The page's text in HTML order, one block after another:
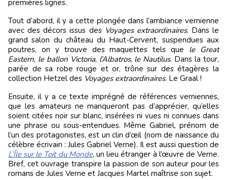
premières lignes.
Tout d’abord, il y a cette plongée dans l’ambiance vernienne
avec des décors issus des Voyages extraordinaires. Dans le
grand salon du château du Haut-Cervent, suspendues aux
poutres, on y trouve des maquettes tels que le Great
Eastern, le ballon Victoria, l’Albatros, le Nautilus. Dans la tour,
parée de sa robe rouge et or, trône sur des étagères la
collection Hetzel des Voyages extraordinaires. Le Graal !
Ensuite, il y a ce texte imprégné de références verniennes,
que les amateurs ne manqueront pas d’apprécier, qu’elles
soient citées noir sur blanc, insérées ni vues ni connues dans
une phrase ou sous-entendues. Même Gabriel, prénom de
l’un des protagonistes, est un clin d’œil (nom de naissance du
célèbre écrivain : Jules Gabriel Verne). Il est aussi question de
L’Île sur le Toit du Monde, un lieu étranger à l’œuvre de Verne.
Bref, cet ouvrage transpire la passion de son auteur pour les
romans de Jules Verne et Jacques Martel maîtrise son sujet.